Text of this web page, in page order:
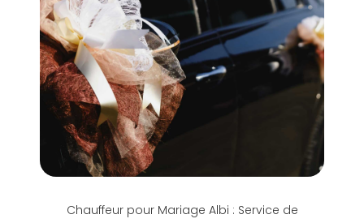
Chauffeur pour Mariage Albi : Service de